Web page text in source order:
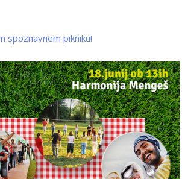
spoznavnem pikniku!